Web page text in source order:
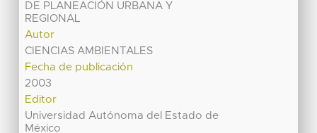
DE PLANEACIÓN URBANA Y
REGIONAL
Autor
CIENCIAS AMBIENTALES
Fecha de publicación
2003
Editor
Universidad Autónoma del Estado de
México